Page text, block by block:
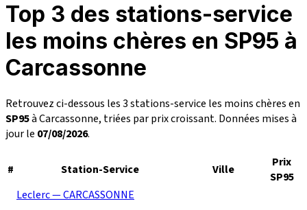
Top 3 des stations-service
les moins chères en SP95 à
Carcassonne
Retrouvez ci-dessous les 3 stations-service les moins chères en
SP95à Carcassonne, triées par prix croissant. Données mises à
jour le 07/08/2026.
# Station-Service Ville
Prix
SP95
Leclerc — CARCASSONNE